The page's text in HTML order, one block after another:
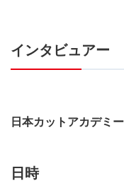
インタビュアー
日本カットアカデミ
日時